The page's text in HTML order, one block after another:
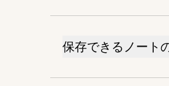
保存できるノート